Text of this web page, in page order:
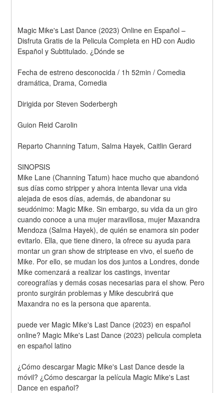
Magic Mike's Last Dance (2023) Online en Español –
Disfruta Gratis de la Pelicula Completa en HD con Audio
Español y Subtitulado. ¿Dónde se
Fecha de estreno desconocida / 1h 52min / Comedia
dramática, Drama, Comedia
Dirigida por Steven Soderbergh
Guion Reid Carolin
Reparto Channing Tatum, Salma Hayek, Caitlin Gerard
SINOPSIS
Mike Lane (Channing Tatum) hace mucho que abandonó
sus días como stripper y ahora intenta llevar una vida
alejada de esos días, además, de abandonar su
seudónimo: Magic Mike. Sin embargo, su vida da un giro
cuando conoce a una mujer maravillosa, mujer Maxandra
Mendoza (Salma Hayek), de quién se enamora sin poder
evitarlo. Ella, que tiene dinero, la ofrece su ayuda para
montar un gran show de striptease en vivo, el sueño de
Mike. Por ello, se mudan los dos juntos a Londres, donde
Mike comenzará a realizar los castings, inventar
coreografías y demás cosas necesarias para el show. Pero
pronto surgirán problemas y Mike descubrirá que
Maxandra no es la persona que aparenta.
puede ver Magic Mike's Last Dance (2023) en español
online? Magic Mike's Last Dance (2023) pelicula completa
en español latino
¿Cómo descargar Magic Mike's Last Dance desde la
móvil? ¿Cómo descargar la película Magic Mike's Last
Dance en español?